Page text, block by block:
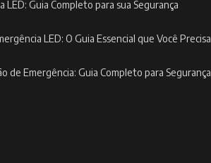
LED: Guia Completo para sua Segurança
LED: O Guia Essencial que Você Precisa
de Emergência: Guia Completo para Segurança